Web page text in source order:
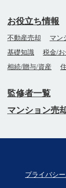
お役立ち情報
不動産売却 マン
基礎知識
税金/お
相続/贈与/資産
監修者一覧
マンション売
プライバシ